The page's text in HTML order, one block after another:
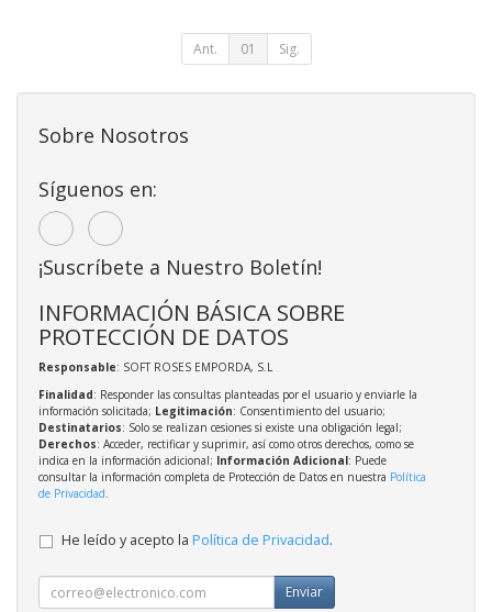
Ant. 01 Sig.
Sobre Nosotros
Síguenos en:
¡Suscríbete a Nuestro Boletín!
INFORMACIÓN BÁSICA SOBRE
PROTECCIÓN DE DATOS
Responsable: SOFT ROSES EMPORDA, S.L
Finalidad: Responder las consultas planteadas por el usuario y enviarle la
información solicitada; Legitimación: Consentimiento del usuario;
Destinatarios: Solo se realizan cesiones si existe una obligación legal;
Derechos: Acceder, rectificar y suprimir, así como otros derechos, como se
indica en la información adicional; Información Adicional: Puede
consultar la información completa de Protección de Datos en nuestra Política
de Privacidad.
He leído y acepto la Política de Privacidad.
Enviar